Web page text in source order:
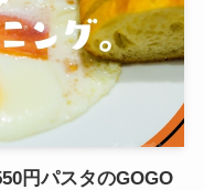
円パスタのGOGO